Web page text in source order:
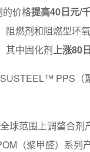
价格提高40日元/
阻燃剂和阻燃型环
其中固化剂上涨80
PPS（
球范围上调螯合剂
（聚甲醛）系列